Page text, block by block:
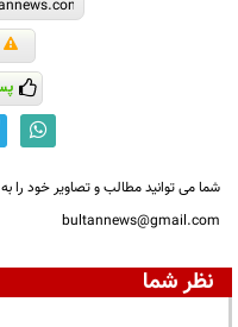
شما می توانید مطالب و تصاویر خود را
bultannews@gmail.com
نظر شما